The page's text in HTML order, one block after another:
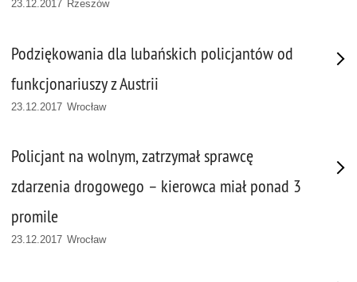
23.12.2017 Rzeszów
Podziękowania dla lubańskich policjantów od
funkcjonariuszy z Austrii
23.12.2017 Wrocław
Policjant na wolnym, zatrzymał sprawcę
zdarzenia drogowego – kierowca miał ponad 3
promile
23.12.2017 Wrocław